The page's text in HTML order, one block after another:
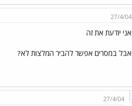
27/4/04
אני יודעת את זה
אבל במסרים אפשר להביר המלצות לא?
27/4/04